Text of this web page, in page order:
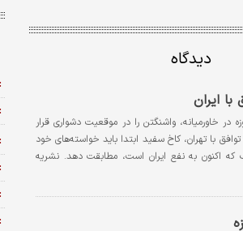
دیدگاه
با ایران
اقتصاد: جنگ ۴۰ روزه در خاورمیانه، واشنگتن را در موقعیت دشواری قرار
با تهران، کاخ سفید ابتدا باید خواسته‌های خود
که اکنون به نفع ایران است، مطابقت دهد. نشریه